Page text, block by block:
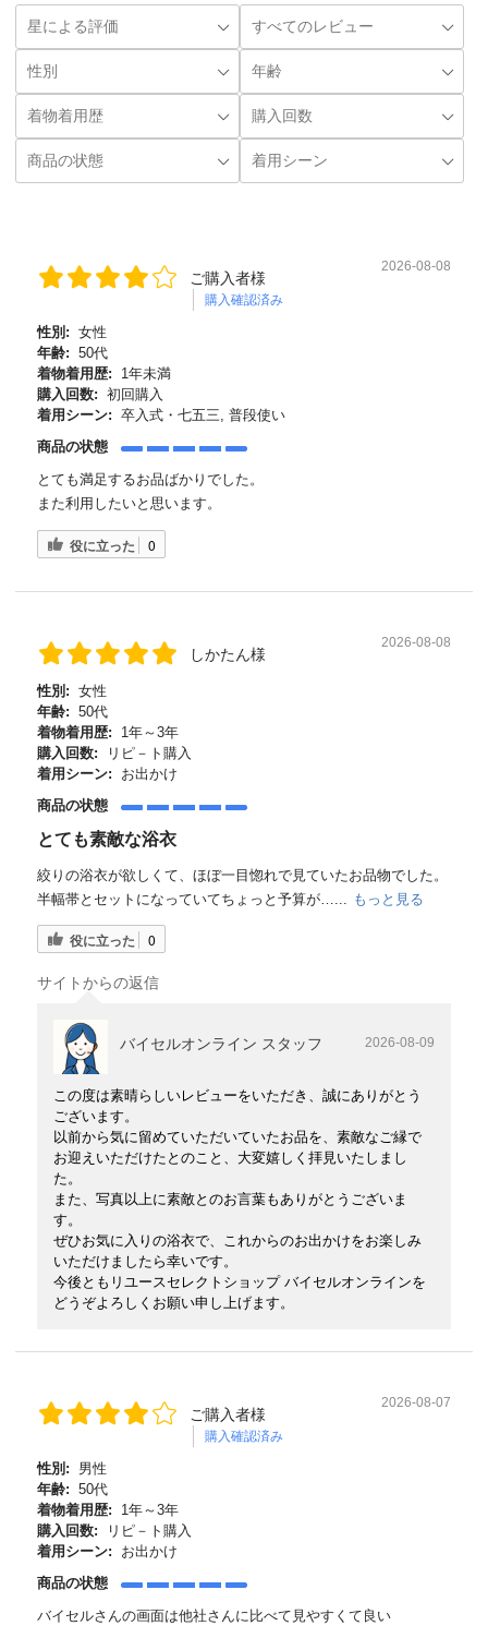
ご購入者様
購入確認済み
2026-08-08
性別: 女性
年齢: 50代
着物着用歴:
1年未満
購入回数: 初回購入
着用シーン: 卒入式・七五三, 普段使い
商品の状態
とても満足するお品ばかりでした。
また利用したいと思います。
役に立った 0
しかたん様
2026-08-08
性別: 女性
年齢: 50代
着物着用歴:
1年～3年
購入回数:
リピ－ト購入
着用シーン:
お出かけ
商品の状態
とても素敵な浴衣
絞りの浴衣が欲しくて、ほぼ一目惚れで見ていたお品物でした。
半幅帯とセットになっていてちょっと予算が…...
もっと見る
役に立った 0
サイトからの返信
バイセルオンライン スタッフ 2026-08-09
この度は素晴らしいレビューをいただき、誠にありがとう
ございます。
以前から気に留めていただいていたお品を、素敵なご縁で
お迎えいただけたとのこと、大変嬉しく拝見いたしまし
た。
また、写真以上に素敵とのお言葉もありがとうございま
す。
ぜひお気に入りの浴衣で、これからのお出かけをお楽しみ
いただけましたら幸いです。
今後ともリユースセレクトショップ バイセルオンラインを
どうぞよろしくお願い申し上げます。
ご購入者様
購入確認済み
2026-08-07
性別:
男性
年齢: 50代
着物着用歴:
1年～3年
購入回数:
リピ－ト購入
着用シーン:
お出かけ
商品の状態
バイセルさんの画面は他社さんに比べて見やすくて良い